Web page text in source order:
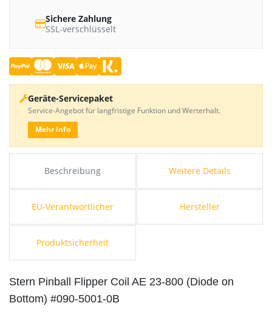
Beschreibung Weitere Details
EU-Verantwortlicher Hersteller
Produktsicherheit
Stern Pinball Flipper Coil AE 23-800 (Diode on
Bottom) #090-5001-0B
Sichere Zahlung
SSL-verschlüsselt
Geräte-Servicepaket
Service-Angebot für langfristige Funktion und Werterhalt.
Mehr Info